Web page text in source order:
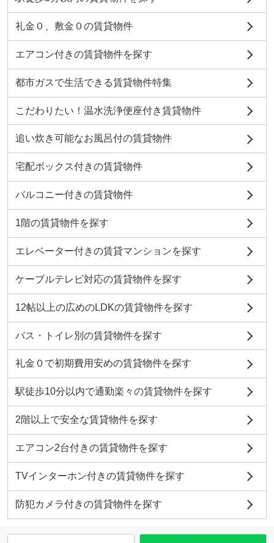
礼金０、敷金０の賃貸物件
エアコン付きの賃貸物件を探す
都市ガスで生活できる賃貸物件特集
こだわりたい！温水洗浄便座付き賃貸物件
追い炊き可能なお風呂付の賃貸物件
宅配ボックス付きの賃貸物件
バルコニー付きの賃貸物件
1階の賃貸物件を探す
エレベーター付きの賃貸マンションを探す
ケーブルテレビ対応の賃貸物件を探す
12帖以上の広めのLDKの賃貸物件を探す
バス・トイレ別の賃貸物件を探す
礼金０で初期費用安めの賃貸物件を探す
駅徒歩10分以内で通勤楽々の賃貸物件を探す
2階以上で安全な賃貸物件を探す
エアコン2台付きの賃貸物件を探す
TVインターホン付きの賃貸物件を探す
防犯カメラ付きの賃貸物件を探す